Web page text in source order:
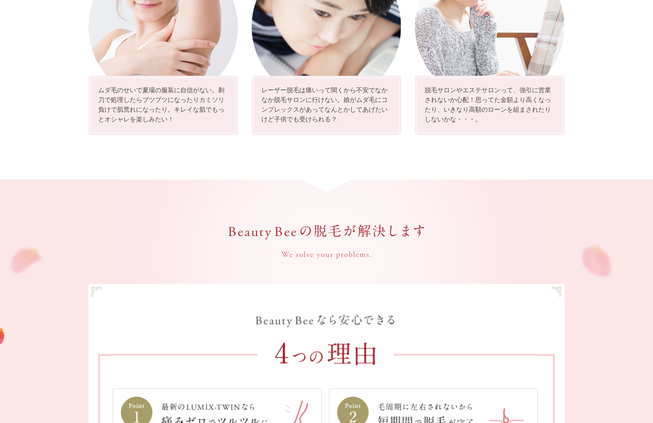
ムダ毛のせいで夏場の服装に自信がない。剃
刀で処理したらブツブツになったりカミソリ
負けで肌荒れになったり。キレイな肌でもっ
とオシャレを楽しみたい！
レーザー脱毛は痛いって聞くから不安でなか
なか脱毛サロンに行けない。娘がムダ毛にコ
ンプレックスがあってなんとかしてあげたい
けど子供でも受けられる？
脱毛サロンやエステサロンって、強引に営業
されないか心配！思ってた金額より高くなっ
たり、いきなり高額のローンを組まされたり
しないかな・・・。